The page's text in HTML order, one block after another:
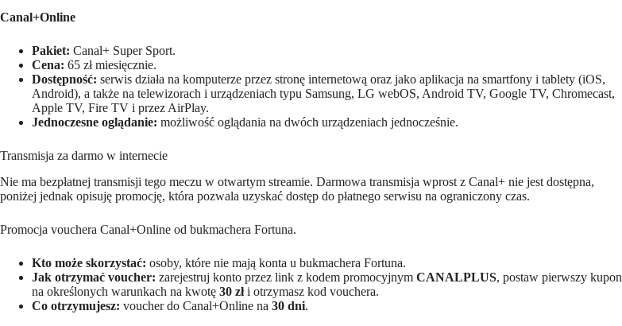
Canal+Online
Pakiet: Canal+ Super Sport.
Cena: 65 zł miesięcznie.
Dostępność: serwis działa na komputerze przez stronę internetową oraz jako aplikacja na smartfony i tablety (iOS,
Android), a także na telewizorach i urządzeniach typu Samsung, LG webOS, Android TV, Google TV, Chromecast,
Apple TV, Fire TV i przez AirPlay.
Jednoczesne oglądanie: możliwość oglądania na dwóch urządzeniach jednocześnie.
Transmisja za darmo w internecie
Nie ma bezpłatnej transmisji tego meczu w otwartym streamie. Darmowa transmisja wprost z Canal+ nie jest dostępna,
poniżej jednak opisuję promocję, która pozwala uzyskać dostęp do płatnego serwisu na ograniczony czas.
Promocja vouchera Canal+Online od bukmachera Fortuna.
Kto może skorzystać: osoby, które nie mają konta u bukmachera Fortuna.
Jak otrzymać voucher: zarejestruj konto przez link z kodem promocyjnym CANALPLUS, postaw pierwszy kupon
na określonych warunkach na kwotę 30 złi otrzymasz kod vouchera.
Co otrzymujesz: voucher do Canal+Online na 30 dni.